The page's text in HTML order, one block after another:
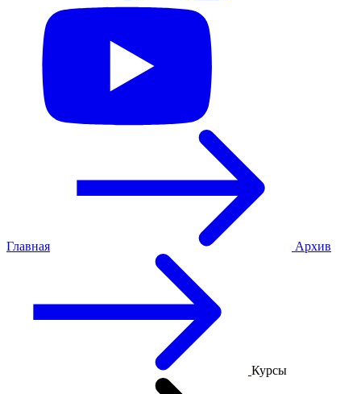
Главная Архив
Курсы